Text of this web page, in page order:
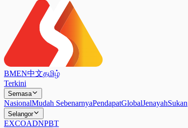
BMEN中文தமிழ்
Terkini
Semasa
NasionalMudah SebenarnyaPendapatGlobalJenayahSukan
Selangor
EXCOADNPBT